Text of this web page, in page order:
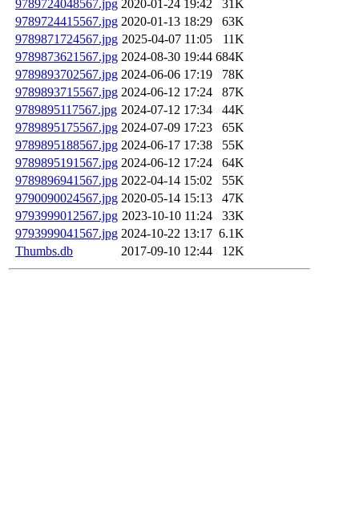
9789724048567.jpg 2020-01-24 19:42
31K
9789724415567.jpg 2020-01-13 18:29
63K
9789871724567.jpg 2025-04-07 11:05
11K
9789873621567.jpg 2024-08-30 19:44 684K
9789893702567.jpg 2024-06-06 17:19
78K
9789893715567.jpg 2024-06-12 17:24
87K
9789895117567.jpg 2024-07-12 17:34
44K
9789895175567.jpg 2024-07-09 17:23
65K
9789895188567.jpg 2024-06-17 17:38
55K
9789895191567.jpg 2024-06-12 17:24
64K
9789896941567.jpg 2022-04-14 15:02
55K
9790090024567.jpg 2020-05-14 15:13
47K
9793999012567.jpg 2023-10-10 11:24
33K
9793999041567.jpg 2024-10-22 13:17 6.1K
Thumbs.db
2017-09-10 12:44 12K